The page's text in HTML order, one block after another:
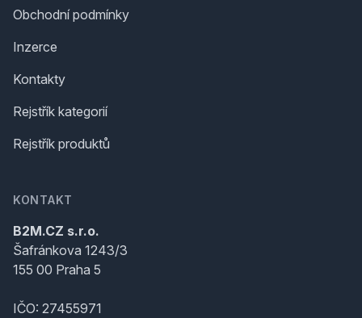
Obchodní podmínky
Inzerce
Kontakty
Rejstřík kategorií
Rejstřík produktů
KONTAKT
B2M.CZ s.r.o.
Šafránkova 1243/3
155 00 Praha 5
IČO: 27455971